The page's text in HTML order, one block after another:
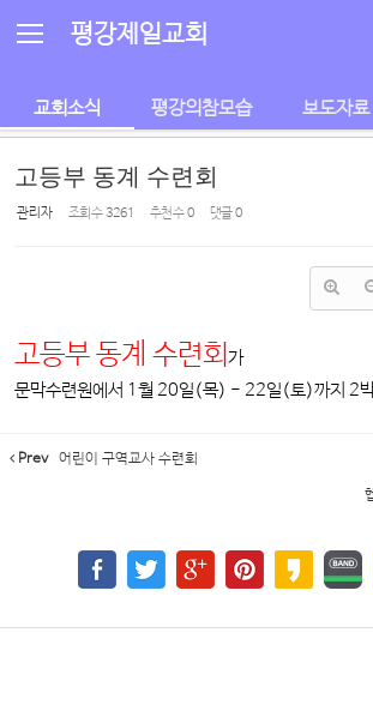
평강제일교회
교회소식 평강의참모습 보도자료
고등부 동계 수련회
관리자 조회 수3261 추천 수0 댓글0
고등부 동계 수련회 가
문막수련원에서 1월 20일(목) - 22일(토)까지 2
Prev 어린이 구역교사 수련회